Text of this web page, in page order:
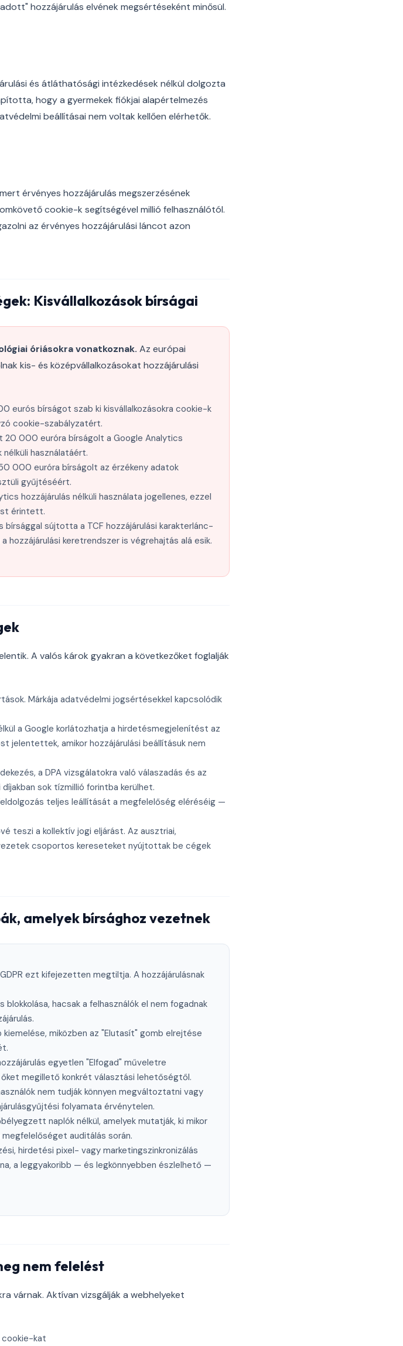
hozzájárulás elvének megsértéseként minősül.
és átláthatósági intézkedések nélkül dolgozta
hogy a gyermekek fiókjai alapértelmezés
beállításai nem voltak kellően elérhetők.
érvényes hozzájárulás megszerzésének
cookie-k segítségével millió felhasználótól.
az érvényes hozzájárulási láncot azon
Kisvállalkozások bírságai
óriásokra vonatkoznak. Az európai
kis- és középvállalkozásokat hozzájárulási
eurós bírságot szab ki kisvállalkozásokra cookie-k
cookie-szabályzatért.
20 000 euróra bírságolt a Google Analytics
használatáért.
000 euróra bírságolt az érzékeny adatok
gyűjtéséért.
hozzájárulás nélküli használata jogellenes, ezzel
érintett.
sújtotta a TCF hozzájárulási karakterlánc-
hozzájárulási keretrendszer is végrehajtás alá esik.
A valós károk gyakran a következőket foglalják
Márkája adatvédelmi jogsértésekkel kapcsolódik
a Google korlátozhatja a hirdetésmegjelenítést az
jelentettek, amikor hozzájárulási beállításuk nem
a DPA vizsgálatokra való válaszadás és az
sok tízmillió forintba kerülhet.
teljes leállítását a megfelelőség eléréséig —
teszi a kollektív jogi eljárást. Az ausztriai,
csoportos kereseteket nyújtottak be cégek
amelyek bírsághoz vezetnek
ezt kifejezetten megtiltja. A hozzájárulásnak
hacsak a felhasználók el nem fogadnak
kiemelése, miközben az "Elutasít" gomb elrejtése
egyetlen "Elfogad" műveletre
megillető konkrét választási lehetőségtől.
nem tudják könnyen megváltoztatni vagy
folyamata érvénytelen.
naplók nélkül, amelyek mutatják, ki mikor
auditálás során.
hirdetési pixel- vagy marketingszinkronizálás
a leggyakoribb — és legkönnyebben észlelhető —
nem felelést
várnak. Aktívan vizsgálják a webhelyeket
cookie-kat